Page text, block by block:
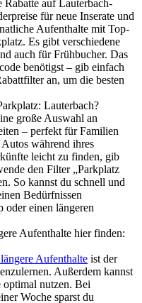
auf Lauterbach-
für neue Inserate und
Aufenthalte mit Top-
Es gibt verschiedene
auch für Frühbucher. Das
benötigst – gib einfach
an, um die besten
Lauterbach?
große Auswahl an
– perfekt für Familien
während ihres
leicht zu finden, gib
den Filter „Parkplatz
So kannst du schnell und
Bedürfnissen
oder einen längeren
Aufenthalte hier finden:
Aufenthalte ist der
Außerdem kannst
optimal nutzen. Bei
Woche sparst du